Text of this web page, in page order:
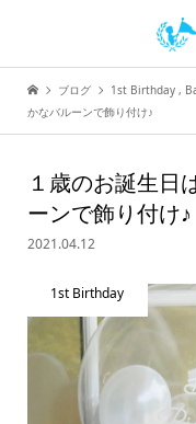
ブログ 1st Birthday ,
かなバルーンで飾り付け♪
１歳のお誕生日
ーンで飾り付け♪
2021.04.12
1st Birthday